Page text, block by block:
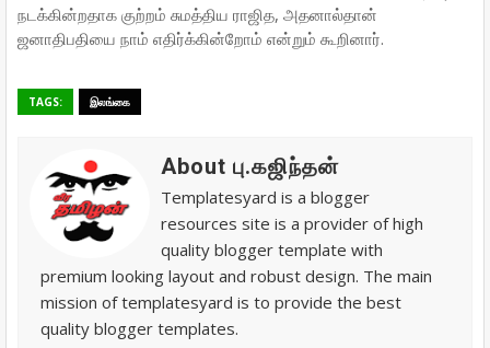
நடக்கின்றதாக குற்றம் சுமத்திய ராஜித, அதனால்தான்
ஜனாதிபதியை நாம் எதிர்க்கின்றோம் என்றும் கூறினார்.
TAGS: இலங்கை
About பு.கஜிந்தன்
Templatesyard is a blogger
resources site is a provider of high
quality blogger template with
premium looking layout and robust design. The main
mission of templatesyard is to provide the best
quality blogger templates.